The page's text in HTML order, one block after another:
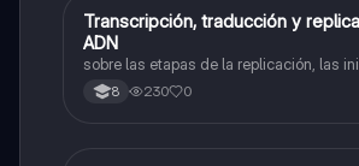
Biologia
Transcripción, traducción y
ADN
sobre las etapas de la replicación, las
8 230 0